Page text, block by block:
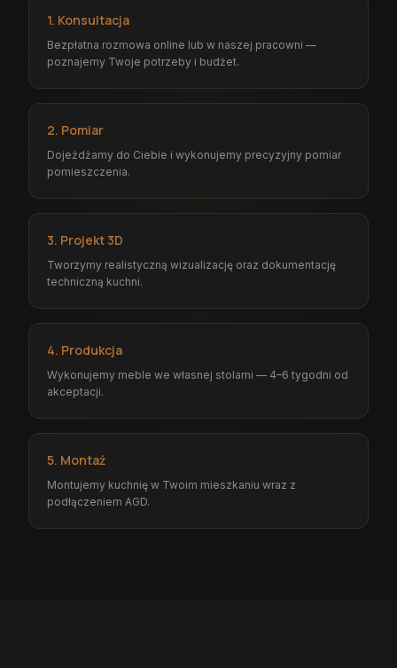
1. Konsultacja
Bezpłatna rozmowa online lub w naszej pracowni —
poznajemy Twoje potrzeby i budżet.
2. Pomiar
Dojeżdżamy do Ciebie i wykonujemy precyzyjny pomiar
pomieszczenia.
3. Projekt 3D
Tworzymy realistyczną wizualizację oraz dokumentację
techniczną kuchni.
4. Produkcja
Wykonujemy meble we własnej stolarni — 4–6 tygodni od
akceptacji.
5. Montaż
Montujemy kuchnię w Twoim mieszkaniu wraz z
podłączeniem AGD.